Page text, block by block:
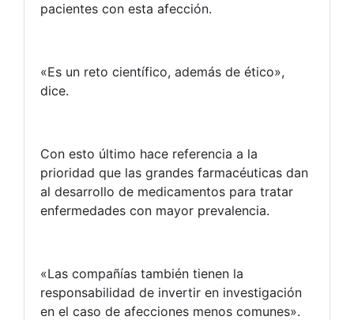
pacientes con esta afección.
«Es un reto científico, además de ético»,
dice.
Con esto último hace referencia a la
prioridad que las grandes farmacéuticas dan
al desarrollo de medicamentos para tratar
enfermedades con mayor prevalencia.
«Las compañías también tienen la
responsabilidad de invertir en investigación
en el caso de afecciones menos comunes».